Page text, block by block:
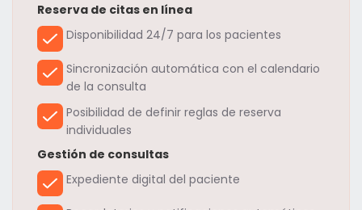
Reserva de citas en línea
Disponibilidad 24/7 para los pacientes
Sincronización automática con el calendario
de la consulta
Posibilidad de definir reglas de reserva
individuales
Gestión de consultas
Expediente digital del paciente